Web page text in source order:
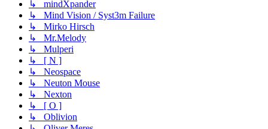
↳ mindXpander
↳ Mind Vision / Syst3m Failure
↳ Mirko Hirsch
↳ Mr.Melody
↳ Mulperi
↳ [ N ]
↳ Neospace
↳ Neuton Mouse
↳ Nexton
↳ [ O ]
↳ Oblivion